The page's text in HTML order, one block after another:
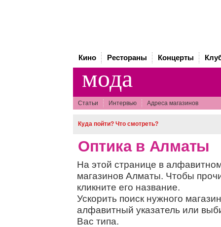
Кино Рестораны Концерты
мода
Статьи Интервью Адреса магазинов
Куда пойти? Что смотреть?
Оптика в Алматы
На этой странице в
магазинов Алматы. Чтобы
кликните его название.
Ускорить поиск нужного
алфавитный указатель или
Вас типа.